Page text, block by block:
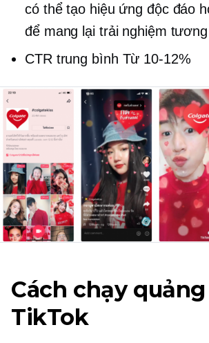
có thể tạo hiệu ứng độc đáo
để mang lại trải nghiệm
CTR trung bình Từ 10-12%
Cách chạy
TikTok